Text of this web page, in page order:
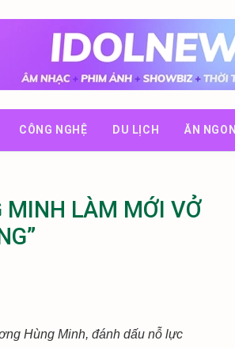
CÔNG NGHỆ DU LỊCH ĂN NGON
MINH LÀM MỚI VỞ
Hùng Minh, đánh dấu nỗ lực